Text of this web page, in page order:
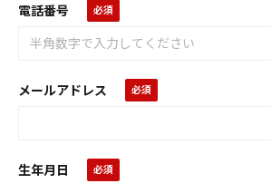
電話番号
メールアドレス
生年月日